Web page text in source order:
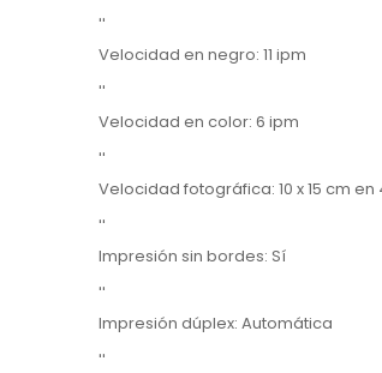
''
Velocidad en negro: 11 ipm
''
Velocidad en color: 6 ipm
''
Velocidad fotográfica: 10 x 15 cm
''
Impresión sin bordes: Sí
''
Impresión dúplex: Automática
''